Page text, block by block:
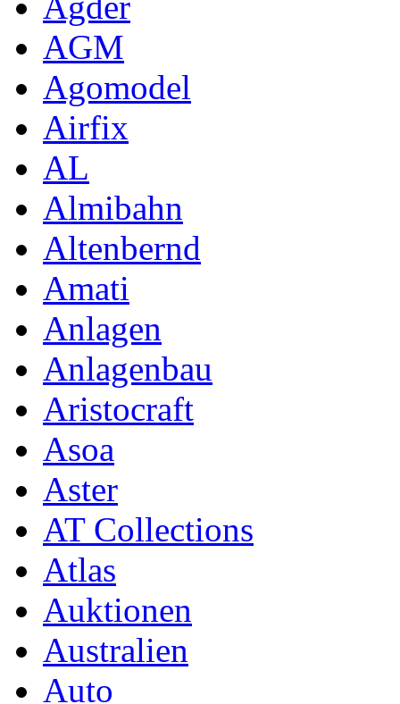
AGM
Agomodel
Airfix
AL
Almibahn
Altenbernd
Amati
Anlagen
Anlagenbau
Aristocraft
Asoa
Aster
AT Collections
Atlas
Auktionen
Australien
Auto